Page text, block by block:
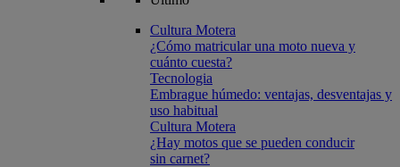
Cultura Motera
¿Cómo matricular una moto nueva y
cuánto cuesta?
Tecnologia
Embrague húmedo: ventajas, desventajas y
uso habitual
Cultura Motera
¿Hay motos que se pueden conducir
sin carnet?